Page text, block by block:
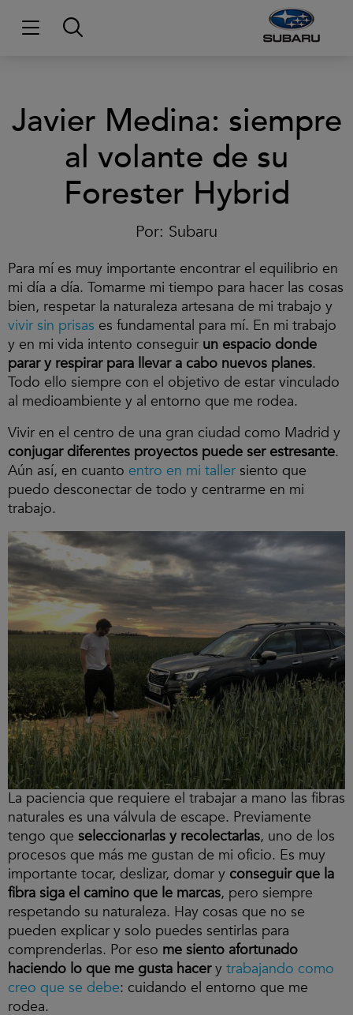
Javier Medina: siempre
al volante de su
Forester Hybrid
Por: Subaru
Para mí es muy importante encontrar el equilibrio en
mi día a día. Tomarme mi tiempo para hacer las cosas
bien, respetar la naturaleza artesana de mi trabajo y
vivir sin prisas es fundamental para mí. En mi trabajo
y en mi vida intento conseguir un espacio donde
parar y respirar para llevar a cabo nuevos planes.
Todo ello siempre con el objetivo de estar vinculado
al medioambiente y al entorno que me rodea.
Vivir en el centro de una gran ciudad como Madrid y
conjugar diferentes proyectos puede ser estresante.
Aún así, en cuanto entro en mi taller siento que
puedo desconectar de todo y centrarme en mi
trabajo.
La paciencia que requiere el trabajar a mano las fibras
naturales es una válvula de escape. Previamente
tengo que seleccionarlas y recolectarlas, uno de los
procesos que más me gustan de mi oficio. Es muy
importante tocar, deslizar, domar y conseguir que la
fibra siga el camino que le marcas, pero siempre
respetando su naturaleza. Hay cosas que no se
pueden explicar y solo puedes sentirlas para
comprenderlas. Por eso me siento afortunado
haciendo lo que me gusta hacery trabajando como
creo que se debe: cuidando el entorno que me
rodea.